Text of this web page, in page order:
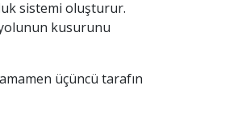
sistemi oluşturur.
kusurunu
üçüncü tarafın